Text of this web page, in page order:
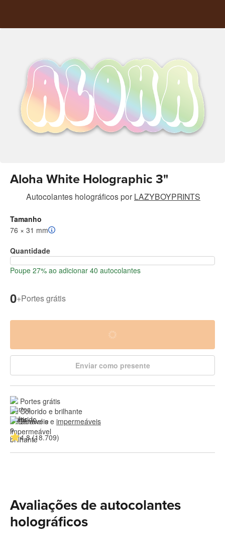
Aloha White Holographic 3"
Autocolantes holográficospor LAZYBOYPRINTS
Tamanho
76 × 31 mm
Quantidade
Poupe 27% ao adicionar 40 autocolantes
0+Portes grátis
Enviar como presente
Portes grátis
Colorido e brilhante
Duráveis e impermeáveis
4.8 (18.709)
Avaliações de autocolantes
holográficos